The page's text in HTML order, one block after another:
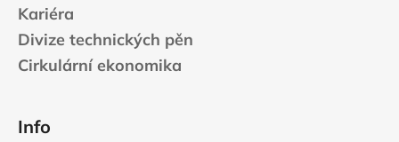
Kariéra
Divize technických pěn
Cirkulární ekonomika
Info